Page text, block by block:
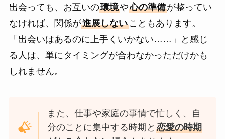
出会っても、お互いの環境や心の準備が整ってい
なければ、関係が進展しないこともあります。
「出会いはあるのに上手くいかない……」と感じ
る人は、単にタイミングが合わなかっただけかも
しれません。
また、仕事や家庭の事情で忙しく、自
分のことに集中する時期と恋愛の時期